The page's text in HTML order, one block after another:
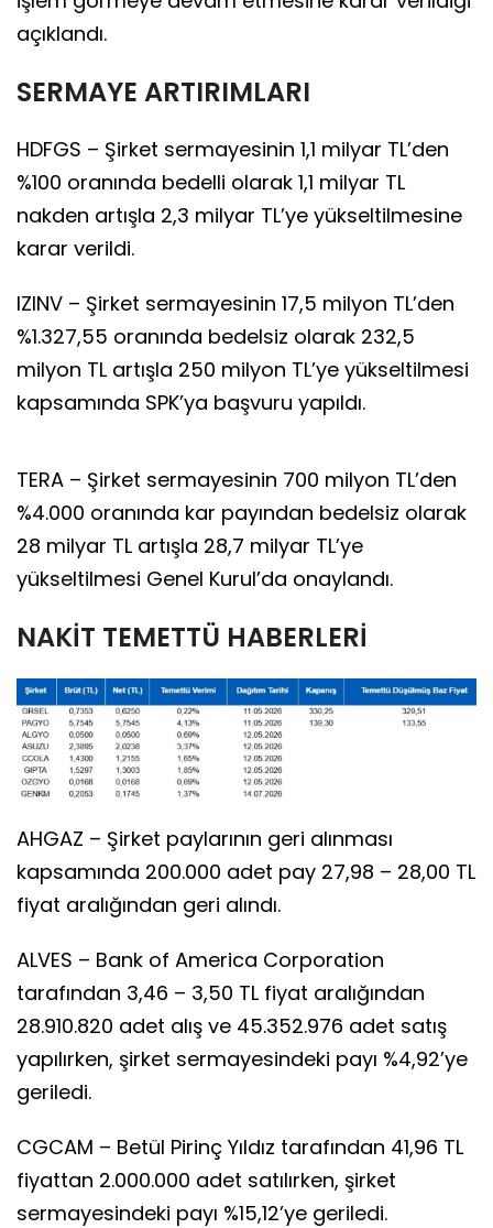
açıklandı.
SERMAYE ARTIRIMLARI
HDFGS – Şirket sermayesinin 1,1 milyar TL’den
%100 oranında bedelli olarak 1,1 milyar TL
nakden artışla 2,3 milyar TL’ye yükseltilmesine
karar verildi.
IZINV – Şirket sermayesinin 17,5 milyon TL’den
%1.327,55 oranında bedelsiz olarak 232,5
milyon TL artışla 250 milyon TL’ye yükseltilmesi
kapsamında SPK’ya başvuru yapıldı.
TERA – Şirket sermayesinin 700 milyon TL’den
%4.000 oranında kar payından bedelsiz olarak
28 milyar TL artışla 28,7 milyar TL’ye
yükseltilmesi Genel Kurul’da onaylandı.
NAKİT TEMETTÜ HABERLERİ
AHGAZ – Şirket paylarının geri alınması
kapsamında 200.000 adet pay 27,98 – 28,00 TL
fiyat aralığından geri alındı.
ALVES – Bank of America Corporation
tarafından 3,46 – 3,50 TL fiyat aralığından
28.910.820 adet alış ve 45.352.976 adet satış
yapılırken, şirket sermayesindeki payı %4,92’ye
geriledi.
CGCAM – Betül Pirinç Yıldız tarafından 41,96 TL
fiyattan 2.000.000 adet satılırken, şirket
sermayesindeki payı %15,12’ye geriledi.